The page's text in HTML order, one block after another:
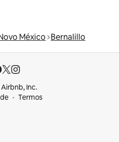
México Bernalillo
Inc.
Termos